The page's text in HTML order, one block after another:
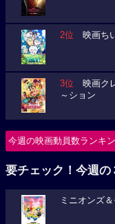
2位 映画ち
3位 映画ク
～ション
今週の映画動員数ランキ
要チェック！今週の
ミニオンズ